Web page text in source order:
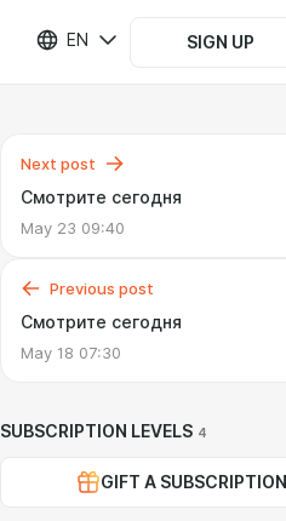
EN SIGN UP
Next post
Смотрите сегодня
May 23 09:40
Previous post
Смотрите сегодня
May 18 07:30
SUBSCRIPTION LEVELS 4
GIFT A SUBSCRIPTION